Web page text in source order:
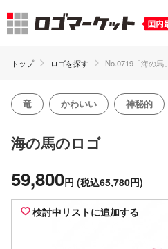
トップ ロゴを探す No.0719「海の馬」
竜 かわいい 神秘的
海の馬のロゴ
59,800円 (税込65,780円)
検討中リストに追加する